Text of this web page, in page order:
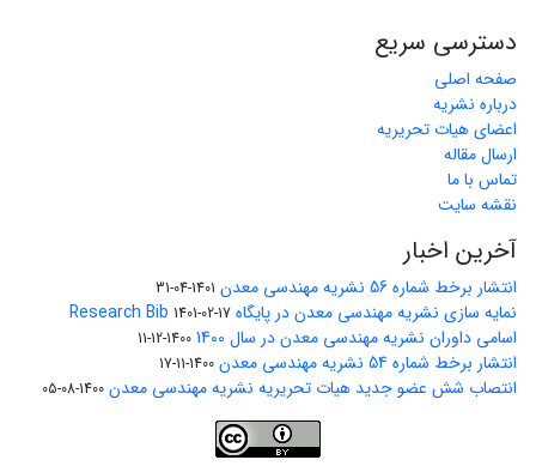
دسترسی سریع
صفحه اصلی
درباره نشریه
اعضای هیات تحریریه
ارسال مقاله
تماس با ما
نقشه سایت
آخرین اخبار
انتشار برخط شماره 56 نشریه مهندسی معدن 1401-04-31
نمایه سازی نشریه مهندسی معدن در پایگاه Research Bib 1401-02-17
اسامی داوران نشریه مهندسی معدن در سال 1400 1400-12-11
انتشار برخط شماره 54 نشریه مهندسی معدن 1400-11-17
انتصاب شش عضو جدید هیات تحریریه نشریه مهندسی معدن 1400-08-05